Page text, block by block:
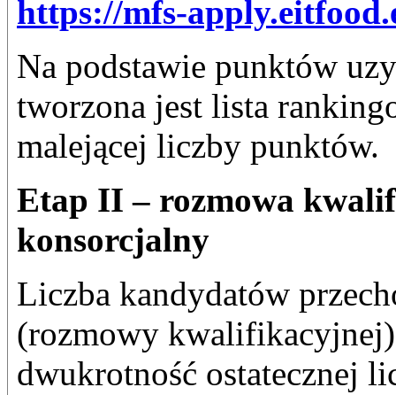
https://mfs-
Na podstawie punktów
tworzona jest lista
malejącej liczby punktów.
Etap II – rozmowa
konsorcjalny
Liczba kandydatów
(rozmowy
dwukrotność ostatecznej